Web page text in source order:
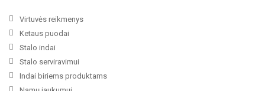
Virtuvės reikmenys
Ketaus puodai
Stalo indai
Stalo serviravimui
Indai biriems produktams